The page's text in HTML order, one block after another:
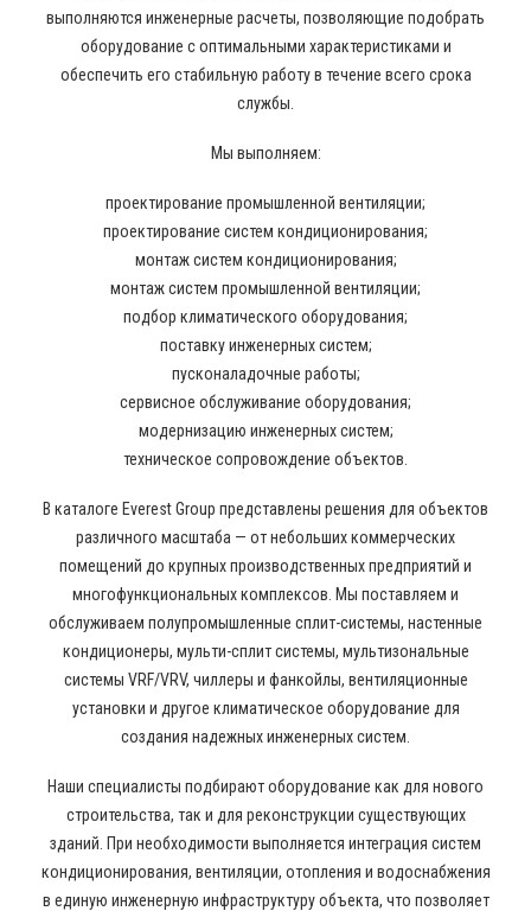
выполняются инженерные расчеты, позволяющие подобрать
оборудование с оптимальными характеристиками и
обеспечить его стабильную работу в течение всего срока
службы.
Мы выполняем:
проектирование промышленной вентиляции;
проектирование систем кондиционирования;
монтаж систем кондиционирования;
монтаж систем промышленной вентиляции;
подбор климатического оборудования;
поставку инженерных систем;
пусконаладочные работы;
сервисное обслуживание оборудования;
модернизацию инженерных систем;
техническое сопровождение объектов.
В каталоге Everest Group представлены решения для объектов
различного масштаба — от небольших коммерческих
помещений до крупных производственных предприятий и
многофункциональных комплексов. Мы поставляем и
обслуживаем полупромышленные сплит-системы, настенные
кондиционеры, мульти-сплит системы, мультизональные
системы VRF/VRV, чиллеры и фанкойлы, вентиляционные
установки и другое климатическое оборудование для
создания надежных инженерных систем.
Наши специалисты подбирают оборудование как для нового
строительства, так и для реконструкции существующих
зданий. При необходимости выполняется интеграция систем
кондиционирования, вентиляции, отопления и водоснабжения
в единую инженерную инфраструктуру объекта, что позволяет